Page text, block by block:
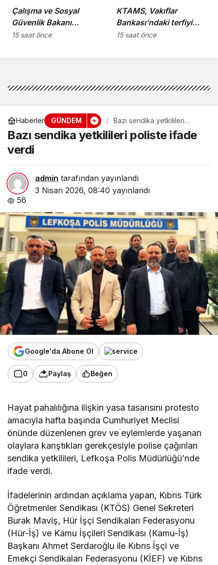
Çalışma ve Sosyal
Güvenlik Bakanı
Hasipoğlu,
15 saat önce
KTAMS, Vakıflar
Bankası’ndaki terfiyi
eleştirdi
15 saat önce
Haberler GÜNDEM
Bazı sendika yetkilileri
poliste ifade verdi
Bazı sendika yetkilileri poliste ifade
verdi
admin tarafından yayınlandı
3 Nisan 2026, 08:40 yayınlandı
56
Google'da Abone Ol
0 Paylaş Beğen
Hayat pahalılığına ilişkin yasa tasarısını protesto
amacıyla hafta başında Cumhuriyet Meclisi
önünde düzenlenen grev ve eylemlerde yaşanan
olaylara karıştıkları gerekçesiyle polise çağırılan
sendika yetkilileri, Lefkoşa Polis Müdürlüğü’nde
ifade verdi.
İfadelerinin ardından açıklama yapan, Kıbrıs Türk
Öğretmenler Sendikası (KTÖS) Genel Sekreteri
Burak Maviş, Hür İşçi Sendikaları Federasyonu
(Hür-İş) ve Kamu İşçileri Sendikası (Kamu-İş)
Başkanı Ahmet Serdaroğlu ile Kıbrıs İşçi ve
Emekçi Sendikaları Federasyonu (KİEF) ve Kıbrıs